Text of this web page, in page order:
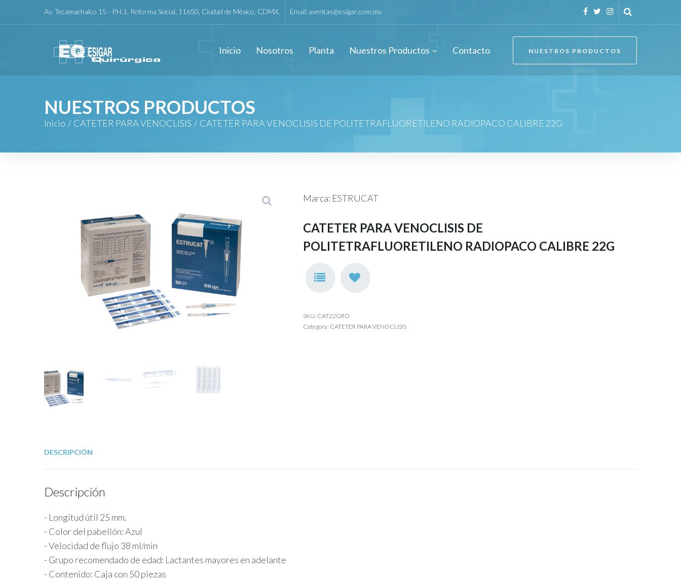
Av. Tecamachalco 15 - P.H.1, Reforma Social, 11650, Ciudad de México, CDMX. Email:aventas@esigar.com.mx
Inicio Nosotros Planta Nuestros Productos Contacto NUESTROS PRODUCTOS
NUESTROS PRODUCTOS
Inicio / CATETER PARA VENOCLISIS / CATETER PARA VENOCLISIS DE POLITETRAFLUORETILENO RADIOPACO CALIBRE 22G
CATETER PARA VENOCLISIS DE
POLITETRAFLUORETILENO RADIOPACO CALIBRE 22G
Marca: ESTRUCAT
SKU: CAT22GRO
Category: CATETER PARA VENOCLISIS
DESCRIPCIÓN
Descripción
- Longitud útil 25 mm.
- Color del pabellón: Azul
- Velocidad de flujo 38 ml/min
- Grupo recomendado de edad: Lactantes mayores en adelante
- Contenido: Caja con 50 piezas